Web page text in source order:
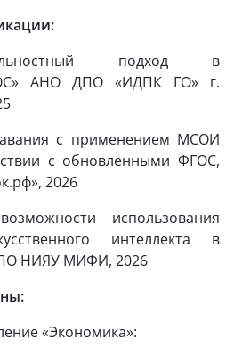
подход в
АНО ДПО «ИДПК ГО» г.
с применением МСОИ
с обновленными ФГОС,
2026
использования
интеллекта в
НИЯУ МИФИ, 2026
«Экономика»: